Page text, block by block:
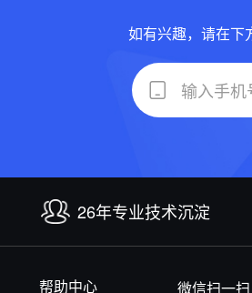
如有兴趣，请在下
26年专业技术沉淀
帮助中心 微信扫一扫